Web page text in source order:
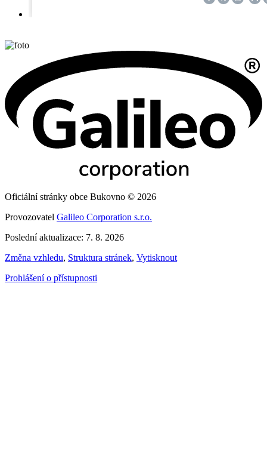
Oficiální stránky obce Bukovno © 2026
Provozovatel Galileo Corporation s.r.o.
Poslední aktualizace: 7. 8. 2026
Změna vzhledu, Struktura stránek, Vytisknout
Prohlášení o přístupnosti